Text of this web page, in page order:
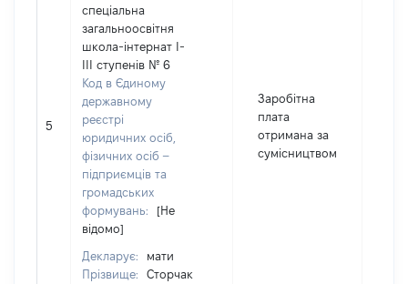
5
спеціальна
загальноосвітня
школа-інтернат І-
ІІІ ступенів № 6
Код в Єдиному
державному
реєстрі
юридичних осіб,
фізичних осіб –
підприємців та
громадських
формувань:
[Не
відомо]
Декларує:
мати
Прізвище:
Сторчак
Заробітна
плата
отримана за
сумісництвом